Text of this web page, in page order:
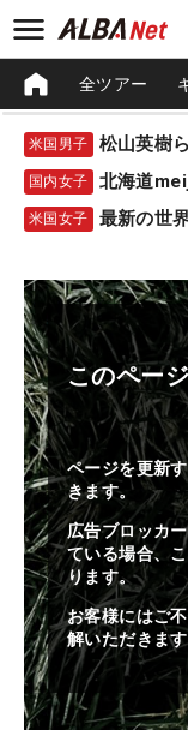
全ツアー
米国男子
国内女子 北海道
米国女子 最新の世
このペー
ページを更新
きます。
広告ブロッカ
ている場合、
ります。
お客様にはご
解いただきま